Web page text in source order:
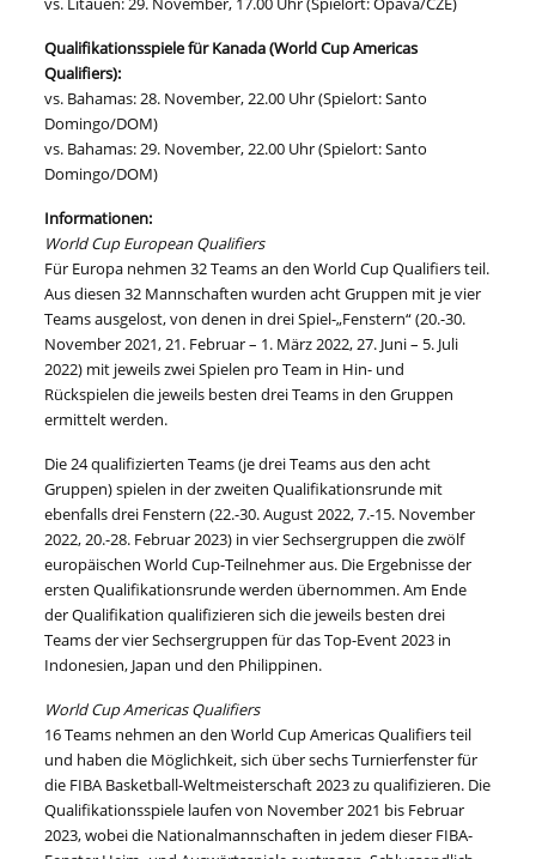
Qualifikationsspiele für Kanada (World Cup Americas
Qualifiers):
vs. Bahamas: 28. November, 22.00 Uhr (Spielort: Santo
Domingo/DOM)
vs. Bahamas: 29. November, 22.00 Uhr (Spielort: Santo
Domingo/DOM)
Informationen:
World Cup European Qualifiers
Für Europa nehmen 32 Teams an den World Cup Qualifiers teil.
Aus diesen 32 Mannschaften wurden acht Gruppen mit je vier
Teams ausgelost, von denen in drei Spiel-„Fenstern“ (20.-30.
November 2021, 21. Februar – 1. März 2022, 27. Juni – 5. Juli
2022) mit jeweils zwei Spielen pro Team in Hin- und
Rückspielen die jeweils besten drei Teams in den Gruppen
ermittelt werden.
Die 24 qualifizierten Teams (je drei Teams aus den acht
Gruppen) spielen in der zweiten Qualifikationsrunde mit
ebenfalls drei Fenstern (22.-30. August 2022, 7.-15. November
2022, 20.-28. Februar 2023) in vier Sechsergruppen die zwölf
europäischen World Cup-Teilnehmer aus. Die Ergebnisse der
ersten Qualifikationsrunde werden übernommen. Am Ende
der Qualifikation qualifizieren sich die jeweils besten drei
Teams der vier Sechsergruppen für das Top-Event 2023 in
Indonesien, Japan und den Philippinen.
World Cup Americas Qualifiers
16 Teams nehmen an den World Cup Americas Qualifiers teil
und haben die Möglichkeit, sich über sechs Turnierfenster für
die FIBA Basketball-Weltmeisterschaft 2023 zu qualifizieren. Die
Qualifikationsspiele laufen von November 2021 bis Februar
2023, wobei die Nationalmannschaften in jedem dieser FIBA-